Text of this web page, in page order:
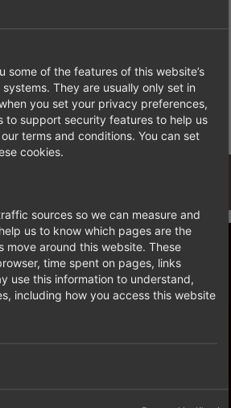
of the features of this website’s
They are usually only set in
you set your privacy preferences,
to support security features to help us
terms and conditions. You can set
cookies.
sources so we can measure and
us to know which pages are the
move around this website. These
time spent on pages, links
use this information to understand,
including how you access this website